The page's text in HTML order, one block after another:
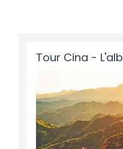
Tour Cina -